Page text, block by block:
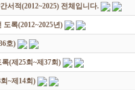
서적(2012~2025) 전체입니다.
록(2012~2025년)
호)
(제25회~제37회)
~제14회)